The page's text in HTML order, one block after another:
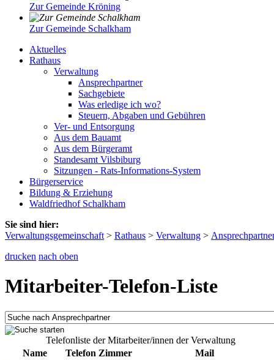
Zur Gemeinde Kröning
Zur Gemeinde Schalkham
Aktuelles
Rathaus
Verwaltung
Ansprechpartner
Sachgebiete
Was erledige ich wo?
Steuern, Abgaben und Gebühren
Ver- und Entsorgung
Aus dem Bauamt
Aus dem Bürgeramt
Standesamt Vilsbiburg
Sitzungen - Rats-Informations-System
Bürgerservice
Bildung & Erziehung
Waldfriedhof Schalkham
Sie sind hier:
Verwaltungsgemeinschaft > Rathaus > Verwaltung >
drucken nach oben
Mitarbeiter-Telefon-Liste
Telefonliste der Mitarbeiter/innen der Verwaltung
Name
Telefon Zimmer
Mail